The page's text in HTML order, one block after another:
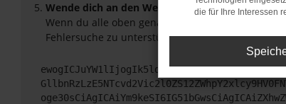
Wende dich an den Webseitenbetreiber.
Wenn du alle oben genannten Schritte versucht
Fehlersuche zu unterstützen:
die für Ihre Interessen